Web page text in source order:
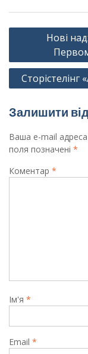
Навігація
Нові
Сторістелінг
Залишити
Ваша e-mail
поля позначені *
Коментар *
Ім'я *
Email *